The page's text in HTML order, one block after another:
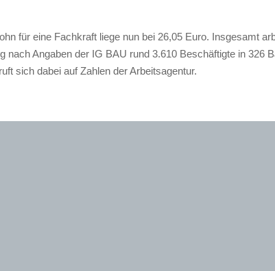
für eine Fachkraft liege nun bei 26,05 Euro. Insgesamt
nach Angaben der IG BAU rund 3.610 Beschäftigte in 326
sich dabei auf Zahlen der Arbeitsagentur.